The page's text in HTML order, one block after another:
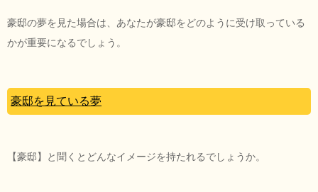
豪邸の夢を見た場合は、あなたが豪邸をどのように受け取っている
かが重要になるでしょう。
豪邸を見ている夢
【豪邸】と聞くとどんなイメージを持たれるでしょうか。